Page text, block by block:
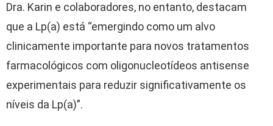
Dra. Karin e colaboradores, no entanto, destacam
que a Lp(a) está “emergindo como um alvo
clinicamente importante para novos tratamentos
farmacológicos com oligonucleotídeos antisense
experimentais para reduzir significativamente os
níveis da Lp(a)”.